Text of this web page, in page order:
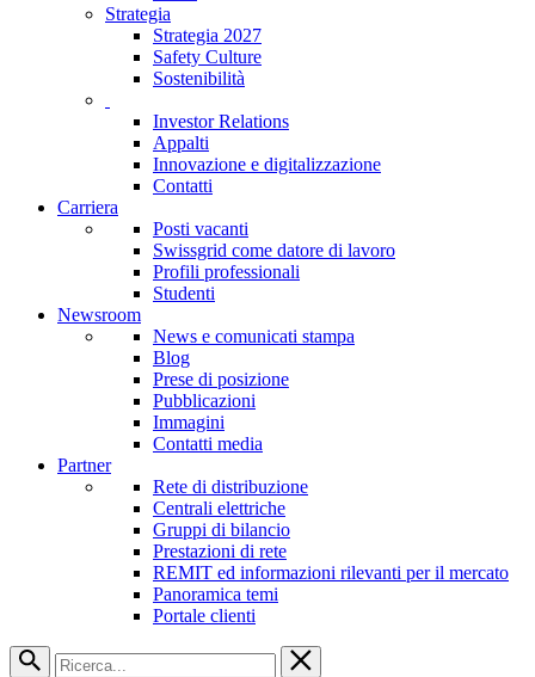
Strategia
Strategia 2027
Safety Culture
Sostenibilità
Investor Relations
Appalti
Innovazione e digitalizzazione
Contatti
Carriera
Posti vacanti
Swissgrid come datore di lavoro
Profili professionali
Studenti
Newsroom
News e comunicati stampa
Blog
Prese di posizione
Pubblicazioni
Immagini
Contatti media
Partner
Rete di distribuzione
Centrali elettriche
Gruppi di bilancio
Prestazioni di rete
REMIT ed informazioni rilevanti per il mercato
Panoramica temi
Portale clienti